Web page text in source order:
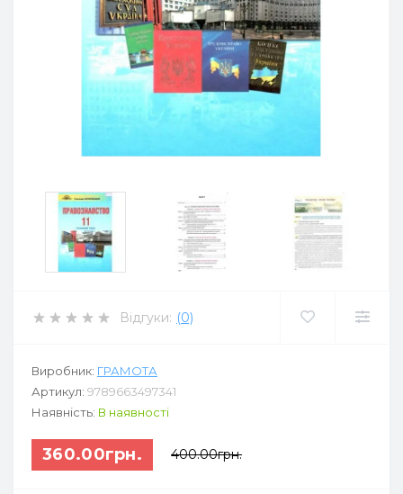
Відгуки: (0)
Виробник: ГРАМОТА
Артикул: 9789663497341
Наявність: В наявності
360.00грн. 400.00грн.